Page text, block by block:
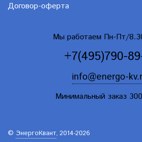
Договор-оферта
Мы работаем Пн-Пт/
+7(495)790-
info@energo-
Минимальный заказ
© ЭнергоКвант, 2014-2026